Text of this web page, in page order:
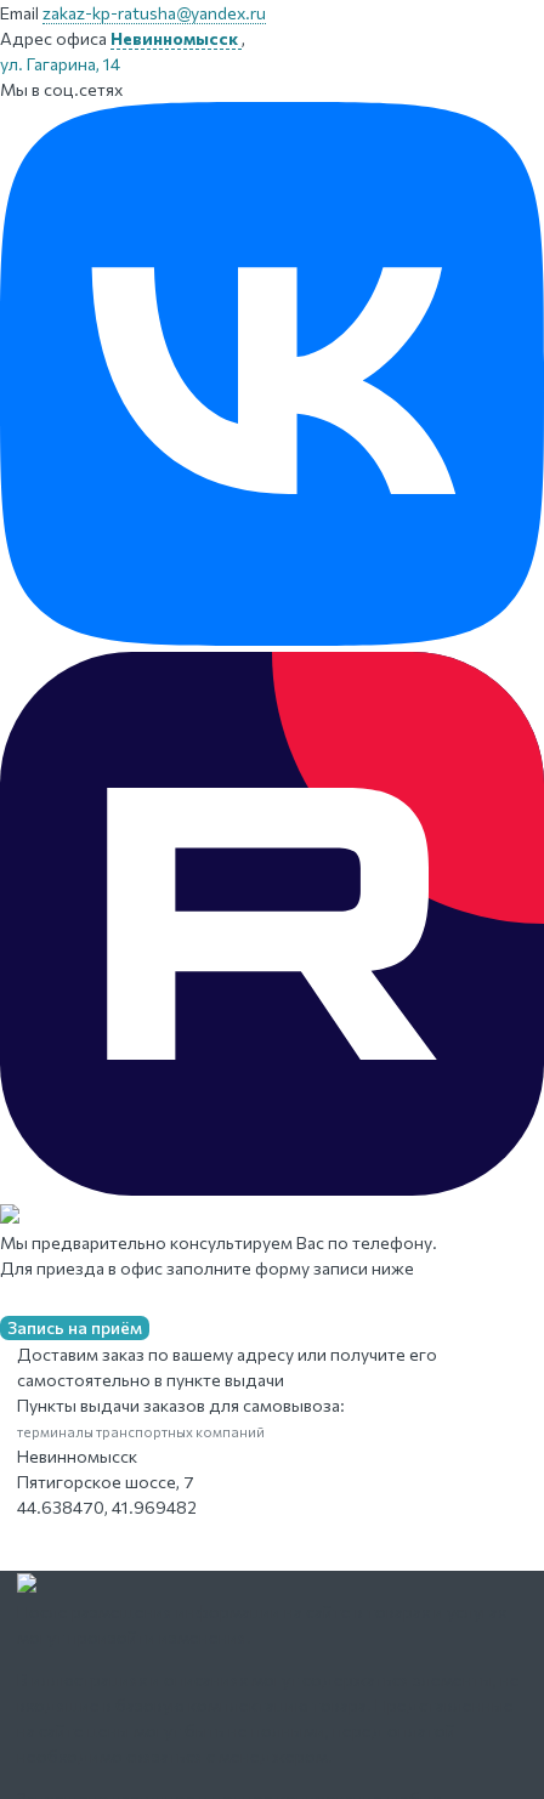
Email zakaz-kp-ratusha@yandex.ru
Адрес офиса Невинномысск,
ул. Гагарина, 14
Мы в соц.сетях
Мы предварительно консультируем Вас по телефону.
Для приезда в офис заполните форму записи ниже
Запись на приём
Доставим заказ по вашему адресу или получите его
самостоятельно в пункте выдачи
Пункты выдачи заказов для самовывоза:
терминалы транспортных компаний
Невинномысск
Пятигорское шоссе, 7
44.638470, 41.969482